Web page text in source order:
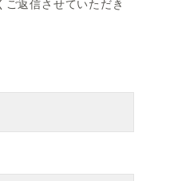
返信させていただき